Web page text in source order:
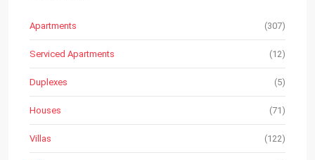
Apartments (307)
Serviced Apartments (12)
Duplexes (5)
Houses (71)
Villas (122)